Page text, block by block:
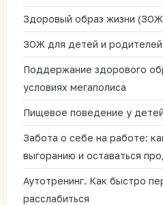
Здоровый образ жизни
ЗОЖ для детей и родителей
Поддержание здорового
условиях мегаполиса
Пищевое поведение у
Забота о себе на работе:
выгоранию и оставаться
Аутотренинг. Как быстро
расслабиться